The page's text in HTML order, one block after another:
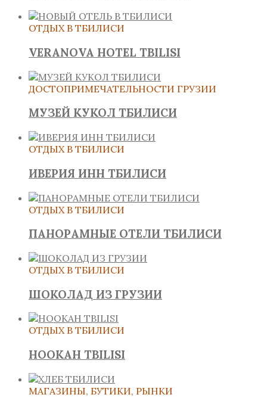
ОТДЫХ В ТБИЛИСИ
VERANOVA HOTEL TBILISI
ДОСТОПРИМЕЧАТЕЛЬНОСТИ ГРУЗИИ
МУЗЕЙ КУКОЛ ТБИЛИСИ
ОТДЫХ В ТБИЛИСИ
ИВЕРИЯ ИНН ТБИЛИСИ
ОТДЫХ В ТБИЛИСИ
ПАНОРАМНЫЕ ОТЕЛИ ТБИЛИСИ
ОТДЫХ В ТБИЛИСИ
ШОКОЛАД ИЗ ГРУЗИИ
ОТДЫХ В ТБИЛИСИ
HOOKAH TBILISI
МАГАЗИНЫ, БУТИКИ, РЫНКИ